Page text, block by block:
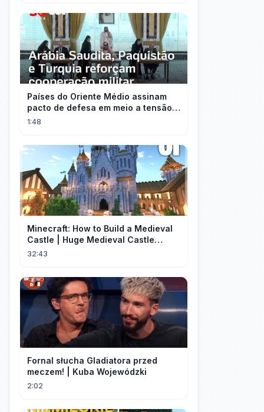
Países do Oriente Médio assinam
pacto de defesa em meio a tensão
com Irã
1:48
Minecraft: How to Build a Medieval
Castle | Huge Medieval Castle
Tutorial - Part 1
32:43
Fornal słucha Gladiatora przed
meczem! | Kuba Wojewódzki
2:02